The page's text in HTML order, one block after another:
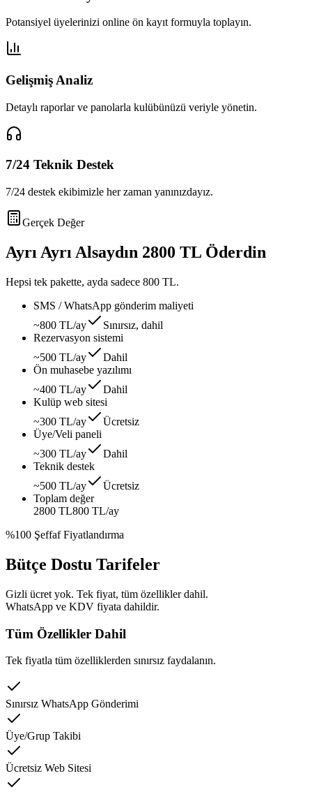
Potansiyel üyelerinizi online ön kayıt formuyla toplayın.
Gelişmiş Analiz
Detaylı raporlar ve panolarla kulübünüzü veriyle yönetin.
7/24 Teknik Destek
7/24 destek ekibimizle her zaman yanınızdayız.
Gerçek Değer
Ayrı Ayrı Alsaydın 2800 TL Öderdin
Hepsi tek pakette, ayda sadece 800 TL.
SMS / WhatsApp gönderim maliyeti
~800 TL/ay
Sınırsız, dahil
Rezervasyon sistemi
~500 TL/ay
Dahil
Ön muhasebe yazılımı
~400 TL/ay
Dahil
Kulüp web sitesi
~300 TL/ay
Ücretsiz
Üye/Veli paneli
~300 TL/ay
Dahil
Teknik destek
~500 TL/ay
Ücretsiz
Toplam değer
2800 TL800 TL/ay
%100 Şeffaf Fiyatlandırma
Bütçe Dostu Tarifeler
Gizli ücret yok. Tek fiyat, tüm özellikler dahil.
WhatsApp ve KDV fiyata dahildir.
Tüm Özellikler Dahil
Tek fiyatla tüm özelliklerden sınırsız faydalanın.
Sınırsız WhatsApp Gönderimi
Üye/Grup Takibi
Ücretsiz Web Sitesi